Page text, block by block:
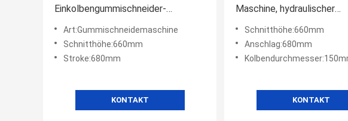
Einkolbengummischneider-
Gummischneidemaschine des
ballen-5.5kw
Art:Gummischneidemaschine
Schnitthöhe:660mm
Stroke:680mm
KONTAKT
Maschine, hydraulischer
Einkolbengummiballen-
Schnitthöhe:660mm
Anschlag:680mm
KONTAKT